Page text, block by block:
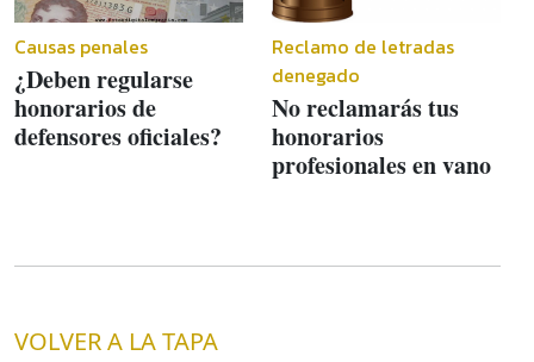
Causas penales
¿Deben regularse
honorarios de
defensores oficiales?
Reclamo de letradas
denegado
No reclamarás tus
honorarios
profesionales en vano
VOLVER A LA TAPA